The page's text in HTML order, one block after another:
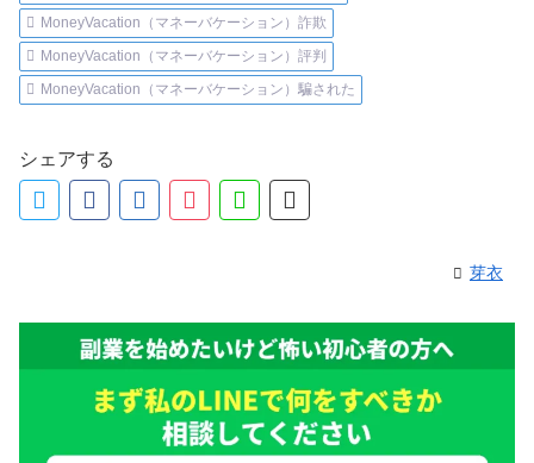
MoneyVacation（マネーバケーション）詐欺
MoneyVacation（マネーバケーション）評判
MoneyVacation（マネーバケーション）騙された
シェアする
芽衣